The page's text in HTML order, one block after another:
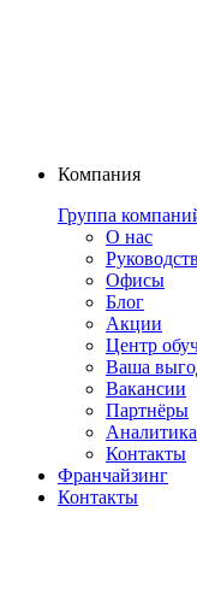
Компания
Группа
О нас
Офисы
Блог
Акции
Центр
Ваша
Вакансии
Партнёры
Аналитика
Контакты
Франчайзинг
Контакты